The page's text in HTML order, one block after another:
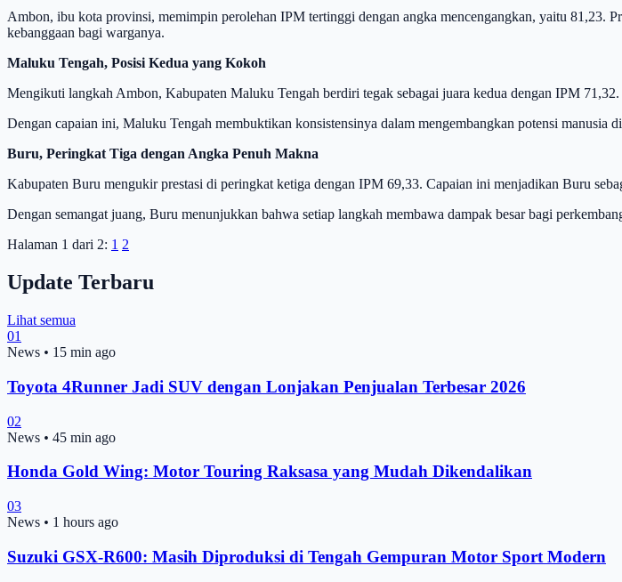
Ambon, ibu kota provinsi, memimpin perolehan IPM tertinggi dengan angka mencengangkan, yaitu 81,23.
kebanggaan bagi warganya.
Maluku Tengah, Posisi Kedua yang Kokoh
Mengikuti langkah Ambon, Kabupaten Maluku Tengah berdiri tegak sebagai juara kedua dengan IPM
Dengan capaian ini, Maluku Tengah membuktikan konsistensinya dalam mengembangkan potensi manusia
Buru, Peringkat Tiga dengan Angka Penuh Makna
Kabupaten Buru mengukir prestasi di peringkat ketiga dengan IPM 69,33. Capaian ini menjadikan Buru
Dengan semangat juang, Buru menunjukkan bahwa setiap langkah membawa dampak besar bagi
Halaman 1 dari 2: 1 2
Update Terbaru
Lihat semua
01
News • 15 min ago
Toyota 4Runner Jadi SUV dengan Lonjakan Penjualan Terbesar 2026
02
News • 45 min ago
Honda Gold Wing: Motor Touring Raksasa yang Mudah Dikendalikan
03
News • 1 hours ago
Suzuki GSX-R600: Masih Diproduksi di Tengah Gempuran Motor Sport Modern